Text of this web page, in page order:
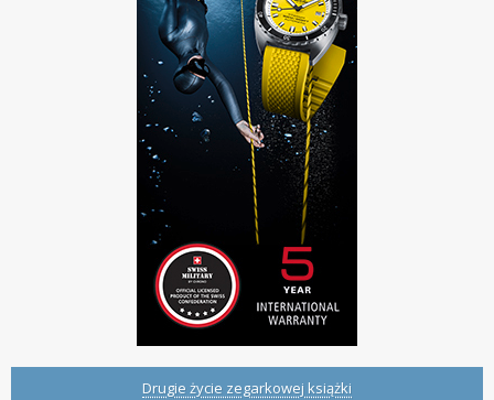
Drugie życie zegarkowej książki